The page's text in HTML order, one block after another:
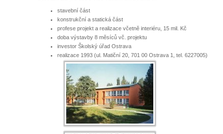
stavební část
konstrukční a statická část
profese projekt a realizace včetně interiéru, 15 mil. Kč
doba výstavby 8 měsíců vč. projektu
investor Školský úřad Ostrava
realizace 1993 (ul. Matiční 20, 701 00 Ostrava 1, tel. 6227005)